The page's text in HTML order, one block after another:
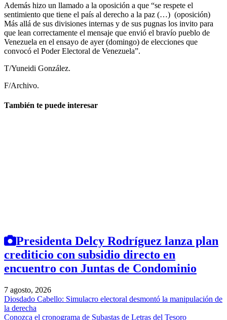
Además hizo un llamado a la oposición a que “se respete el
sentimiento que tiene el país al derecho a la paz (…) (oposición)
Más allá de sus divisiones internas y de sus pugnas los invito para
que lean correctamente el mensaje que envió el bravío pueblo de
Venezuela en el ensayo de ayer (domingo) de elecciones que
convocó el Poder Electoral de Venezuela”.
T/Yuneidi González.
F/Archivo.
También te puede interesar
Presidenta Delcy Rodríguez lanza plan
crediticio con subsidio directo en
encuentro con Juntas de Condominio
7 agosto, 2026
Diosdado Cabello: Simulacro electoral desmontó la manipulación de
la derecha
Conozca el cronograma de Subastas de Letras del Tesoro